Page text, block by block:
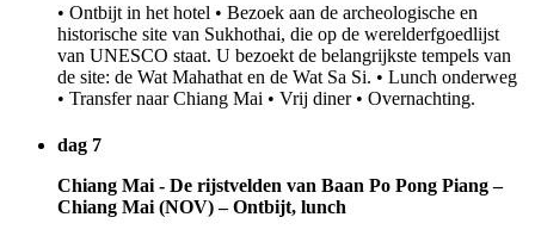
• Ontbijt in het hotel • Bezoek aan de archeologische en
historische site van Sukhothai, die op de werelderfgoedlijst
van UNESCO staat. U bezoekt de belangrijkste tempels van
de site: de Wat Mahathat en de Wat Sa Si. • Lunch onderweg
• Transfer naar Chiang Mai • Vrij diner • Overnachting.
dag 7
Chiang Mai - De rijstvelden van Baan Po Pong Piang –
Chiang Mai (NOV) – Ontbijt, lunch